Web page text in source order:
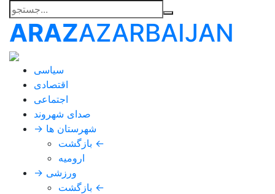
ARAZAZARBAIJAN
سیاسی
اقتصادی
اجتماعی
صدای شهروند
→ شهرستان ها
بازگشت ←
ارومیه
→ ورزشی
بازگشت ←